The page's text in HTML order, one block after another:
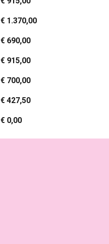
€ 1.370,00
€ 690,00
€ 915,00
€ 700,00
€ 427,50
€ 0,00